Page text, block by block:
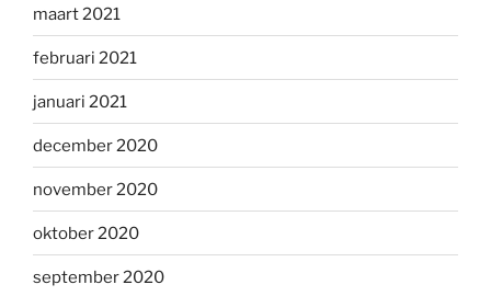
maart 2021
februari 2021
januari 2021
december 2020
november 2020
oktober 2020
september 2020